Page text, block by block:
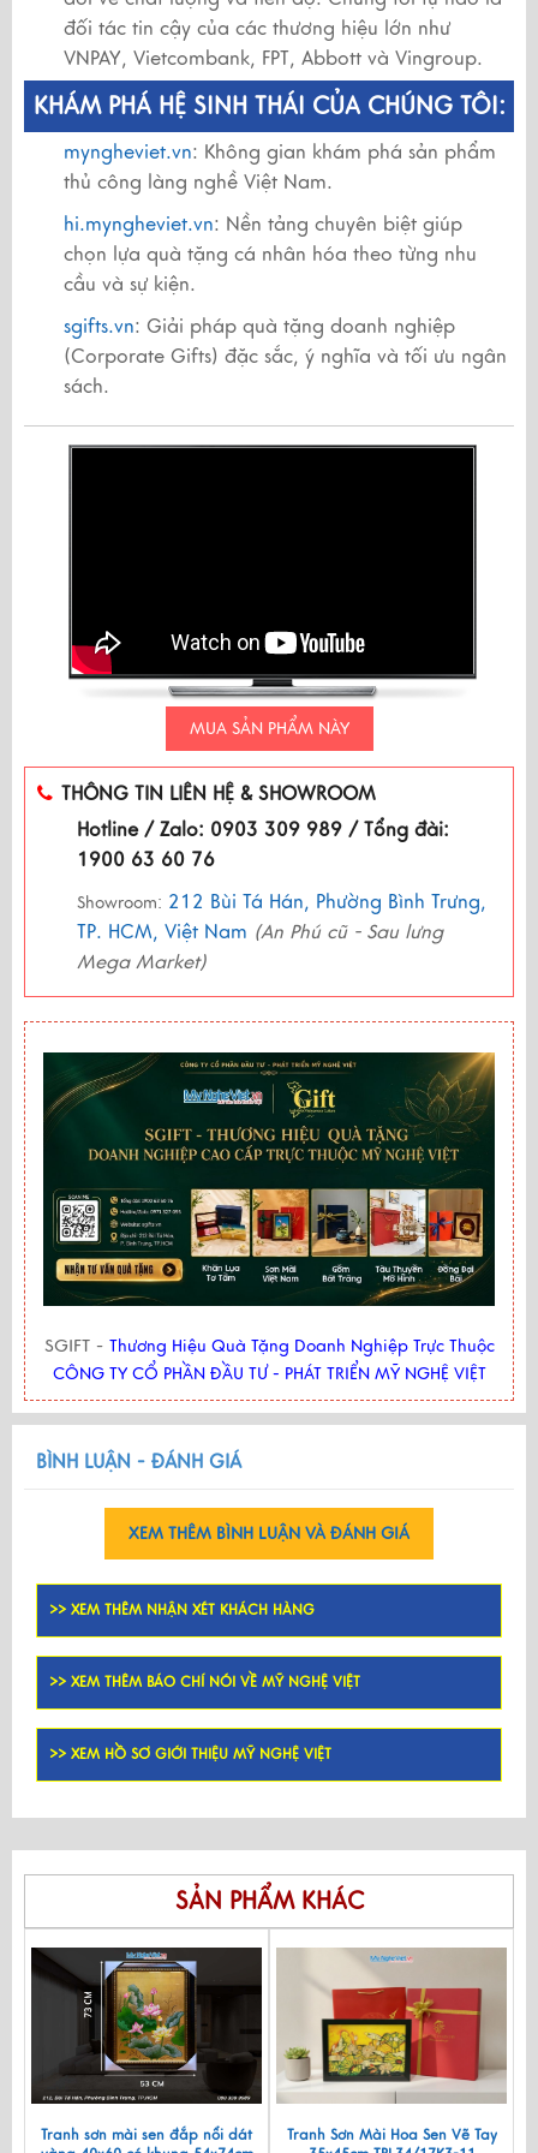
đối tác tin cậy của các thương hiệu lớn như
VNPAY, Vietcombank, FPT, Abbott và Vingroup.
KHÁM PHÁ HỆ SINH THÁI CỦA CHÚNG TÔI:
myngheviet.vn: Không gian khám phá sản phẩm
thủ công làng nghề Việt Nam.
hi.myngheviet.vn: Nền tảng chuyên biệt giúp
chọn lựa quà tặng cá nhân hóa theo từng nhu
cầu và sự kiện.
sgifts.vn: Giải pháp quà tặng doanh nghiệp
(Corporate Gifts) đặc sắc, ý nghĩa và tối ưu ngân
sách.
MUA SẢN PHẨM NÀY
THÔNG TIN LIÊN HỆ & SHOWROOM
Hotline / Zalo: 0903 309 989 / Tổng đài:
1900 63 60 76
Showroom: 212 Bùi Tá Hán, Phường Bình Trưng,
TP. HCM, Việt Nam (An Phú cũ - Sau lưng
Mega Market)
SGIFT - Thương Hiệu Quà Tặng Doanh Nghiệp Trực Thuộc
CÔNG TY CỔ PHẦN ĐẦU TƯ - PHÁT TRIỂN MỸ NGHỆ VIỆT
BÌNH LUẬN - ĐÁNH GIÁ
XEM THÊM BÌNH LUẬN VÀ ĐÁNH GIÁ
>> XEM THÊM NHẬN XÉT KHÁCH HÀNG
>> XEM THÊM BÁO CHÍ NÓI VỀ MỸ NGHỆ VIỆT
>> XEM HỒ SƠ GIỚI THIỆU MỸ NGHỆ VIỆT
SẢN PHẨM KHÁC
Tranh sơn mài sen đắp nổi dát
Tranh Sơn Mài Hoa Sen Vẽ Tay